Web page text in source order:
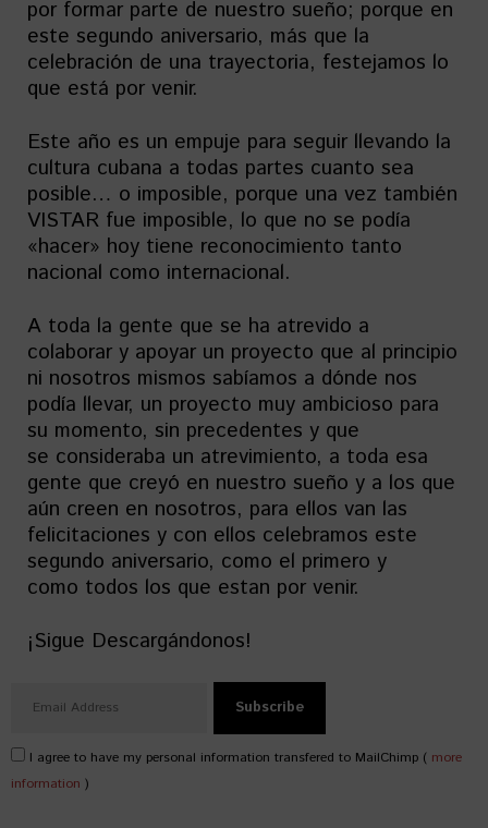
por formar parte de nuestro sueño; porque en
este segundo aniversario, más que la
celebración de una trayectoria, festejamos lo
que está por venir.
Este año es un empuje para seguir llevando la
cultura cubana a todas partes cuanto sea
posible… o imposible, porque una vez también
VISTAR fue imposible, lo que no se podía
«hacer» hoy tiene reconocimiento tanto
nacional como internacional.
A toda la gente que se ha atrevido a
colaborar y apoyar un proyecto que al principio
ni nosotros mismos sabíamos a dónde nos
podía llevar, un proyecto muy ambicioso para
su momento, sin precedentes y que
se consideraba un atrevimiento, a toda esa
gente que creyó en nuestro sueño y a los que
aún creen en nosotros, para ellos van las
felicitaciones y con ellos celebramos este
segundo aniversario, como el primero y
como todos los que estan por venir.
¡Sigue Descargándonos!
I agree to have my personal information transfered to MailChimp ( more
information )